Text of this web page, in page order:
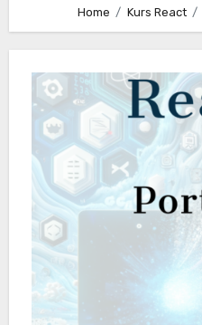
Home Kurs React